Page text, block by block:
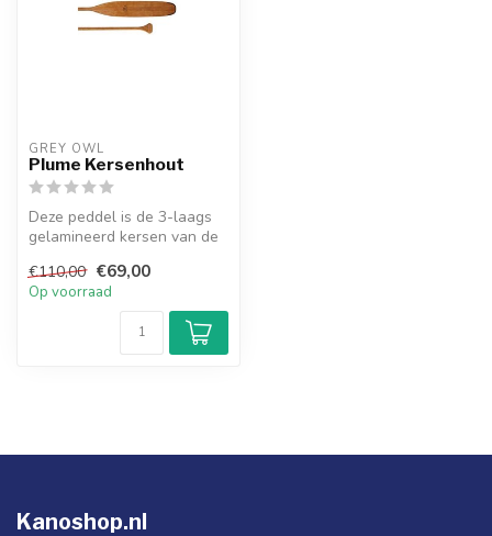
GREY OWL
Plume Kersenhout
Deze peddel is de 3-laags
gelamineerd kersen van de
€110,00 €69,00
Op voorraad
Kanoshop.nl